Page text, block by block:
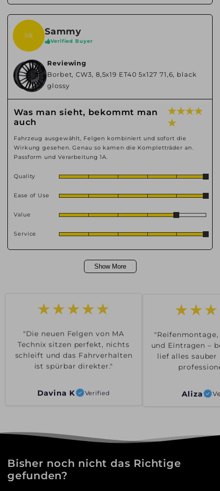
SB Sammy
Verified Buyer
Reviewing
Borbet, CW3, 8,5x19 ET40 5x127 71,6, black
glossy
Was man sieht, bekommt man
auch
★ ★ ★ ★
★
Fahrzeug ausgewählt, Felgen kombiniert und sofort die
Wirkung gesehen. Genau so kamen die Kompletträder an.
Passform und Verarbeitung 1A.
Quality
Ease of Use
Value
Service
Show More
★★★★★
"Die neuen Felgen von MA
Technix sitzen perfekt, nichts
schleift und das Fahrverhalten
ist spürbar direkter."
Davina K Verified
und Eintragen –
lief alles
Aliza
Bisher noch nicht das Richtige
gefunden?